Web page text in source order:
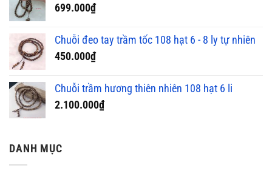
699.000₫
Chuỗi đeo tay trầm tốc 108 hạt 6 - 8 ly tự nhiên
450.000₫
Chuỗi trầm hương thiên nhiên 108 hạt 6 li
2.100.000₫
DANH MỤC